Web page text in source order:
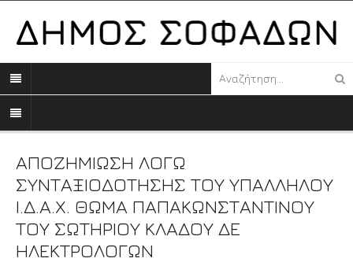
ΑΠΟΖΗΜΙΩΣΗ ΛΟΓΩ
ΣΥΝΤΑΞΙΟΔΟΤΗΣΗΣ ΤΟΥ ΥΠΑΛΛΗΛΟΥ
Ι.Δ.Α.Χ. ΘΩΜΑ ΠΑΠΑΚΩΝΣΤΑΝΤΙΝΟΥ
ΤΟΥ ΣΩΤΗΡΙΟΥ ΚΛΑΔΟΥ ΔΕ
ΗΛΕΚΤΡΟΛΟΓΩΝ